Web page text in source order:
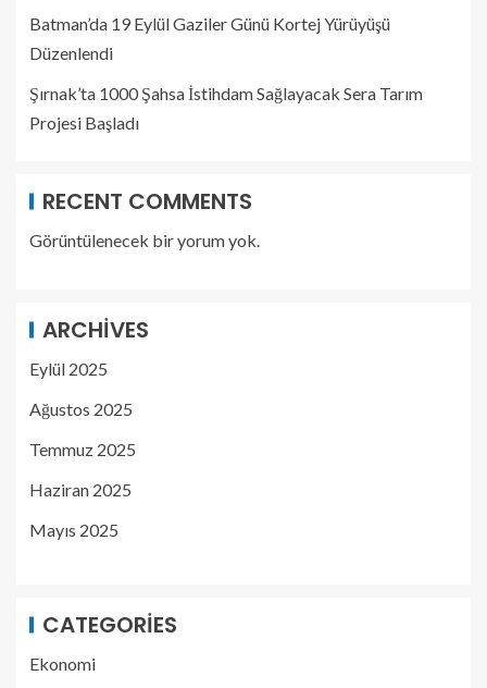
Batman’da 19 Eylül Gaziler Günü Kortej Yürüyüşü
Düzenlendi
Şırnak’ta 1000 Şahsa İstihdam Sağlayacak Sera Tarım
Projesi Başladı
RECENT COMMENTS
Görüntülenecek bir yorum yok.
ARCHIVES
Eylül 2025
Ağustos 2025
Temmuz 2025
Haziran 2025
Mayıs 2025
CATEGORIES
Ekonomi